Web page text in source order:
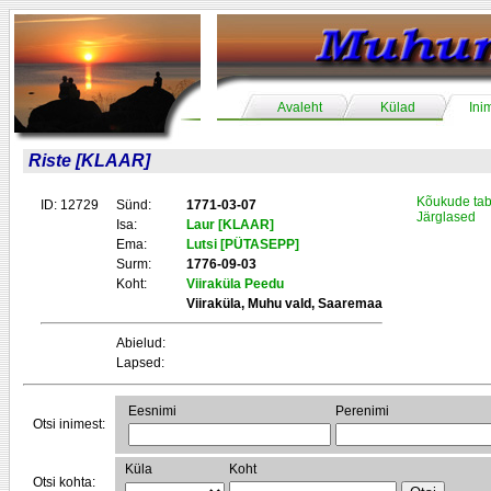
Avaleht Külad
Riste [KLAAR]
ID: 12729 Sünd:
1771-03-07
Isa:
Laur [KLAAR]
Ema:
Lutsi [PÜTASEPP]
Surm:
1776-09-03
Koht:
Viiraküla Peedu
Viiraküla, Muhu vald, Saaremaa
Abielud:
Lapsed:
Kõukude
Järglased
Otsi inimest:
Eesnimi Perenimi
Otsi kohta:
Küla Koht